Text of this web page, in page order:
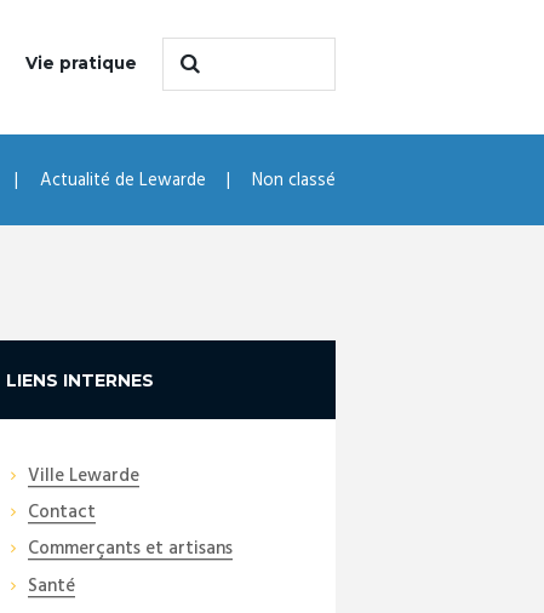
Vie pratique
Actualité de Lewarde Non classé
LIENS INTERNES
Ville Lewarde
Contact
Commerçants et artisans
Santé